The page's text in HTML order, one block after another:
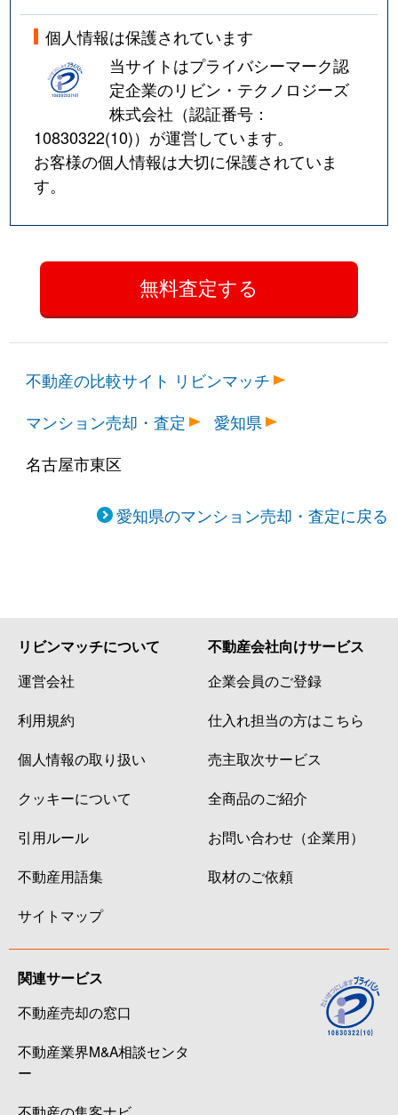
個人情報は保護されています
当サイトはプライバシーマーク認
定企業のリビン・テクノロジーズ
株式会社（認証番号：
10830322(10)）が運営しています。
お客様の個人情報は大切に保護されていま
す。
不動産の比較サイト リビンマッチ
マンション売却・査定
愛知県
名古屋市東区
愛知県のマンション売却・査定に戻る
リビンマッチについて
運営会社
利用規約
個人情報の取り扱い
クッキーについて
引用ルール
不動産用語集
サイトマップ
不動産会社向けサービス
企業会員のご登録
仕入れ担当の方はこちら
売主取次サービス
全商品のご紹介
お問い合わせ（企業用）
取材のご依頼
関連サービス
不動産売却の窓口
不動産業界M&A相談センタ
ー